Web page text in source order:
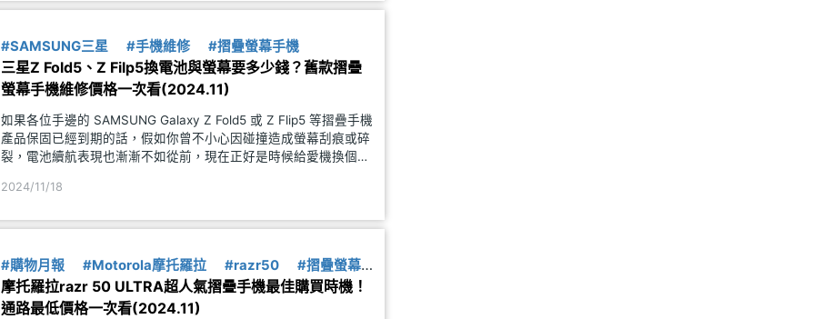
#SAMSUNG三星 #手機維修 #摺疊螢幕手機
三星Z Fold5、Z Filp5換電池與螢幕要多少錢？舊款摺疊
螢幕手機維修價格一次看(2024.11)
如果各位手邊的 SAMSUNG Galaxy Z Fold5 或 Z Flip5 等摺疊手機
產品保固已經到期的話，假如你曾不小心因碰撞造成螢幕刮痕或碎
裂，電池續航表現也漸漸不如從前，現在正好是時候給愛機換個新
2024/11/18
#購物月報 #Motorola摩托羅拉 #razr50
#摺疊螢幕手
機
摩托羅拉razr 50 ULTRA超人氣摺疊手機最佳購買時機！
通路最低價格一次看(2024.11)